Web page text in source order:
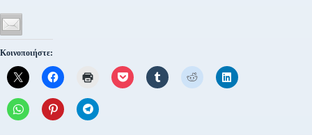
Κοινοποιήστε: